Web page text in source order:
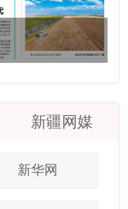
新疆网媒
新华网